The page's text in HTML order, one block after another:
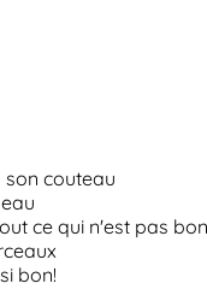
couteau
ce qui n'est pas bon
bon!